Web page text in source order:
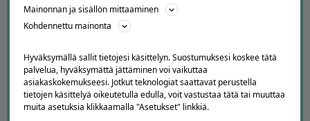
Usein kysytyt kysymykset
Suosittele Offerillaa
TUTUSTU MEIHIN
Tietoa meistä
Ajankohtaista
Tilaa uutiskirje
Mainonnan ja sisällön mittaaminen
Kohdennettu mainonta
Hyväksymällä sallit tietojesi käsittelyn. Suostumuksesi koskee tätä
palvelua, hyväksymättä jättäminen voi vaikuttaa
asiakaskokemukseesi. Jotkut teknologiat saattavat perustella
tietojen käsittelyä oikeutetulla edulla, voit vastustaa tätä tai muuttaa
muita asetuksia klikkaamalla "Asetukset" linkkiä.